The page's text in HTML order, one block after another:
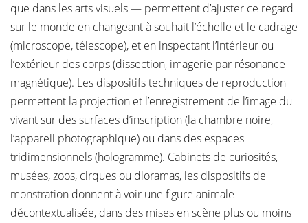
que dans les arts visuels — permettent d’ajuster ce regard
sur le monde en changeant à souhait l’échelle et le cadrage
(microscope, télescope), et en inspectant l’intérieur ou
l’extérieur des corps (dissection, imagerie par résonance
magnétique). Les dispositifs techniques de reproduction
permettent la projection et l’enregistrement de l’image du
vivant sur des surfaces d’inscription (la chambre noire,
l’appareil photographique) ou dans des espaces
tridimensionnels (hologramme). Cabinets de curiosités,
musées, zoos, cirques ou dioramas, les dispositifs de
monstration donnent à voir une figure animale
décontextualisée, dans des mises en scène plus ou moins